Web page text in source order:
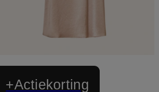
+Actiekorting